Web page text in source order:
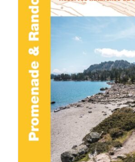
ACHETER LE